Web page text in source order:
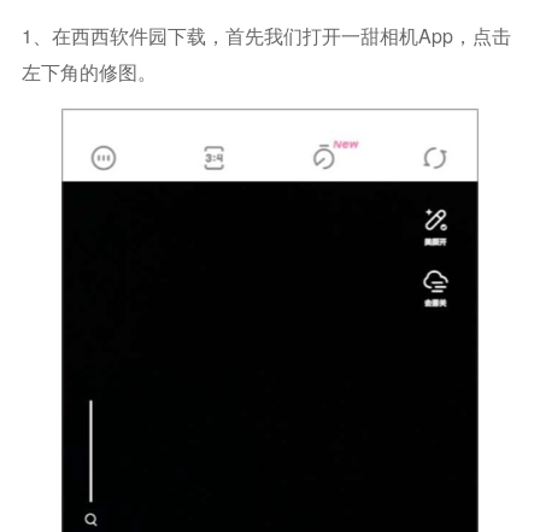
1、在西西软件园下载，首先我们打开一甜相机app，点击
左下角的修图。